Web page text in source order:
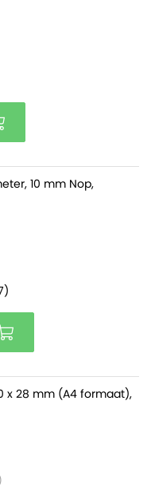
10 mm Nop,
x 28 mm (A4 formaat),